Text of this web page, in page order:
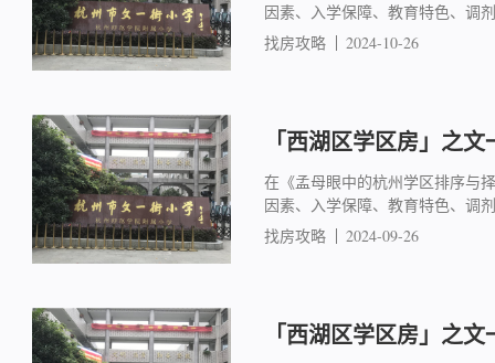
因素、入学保障、教育特色、调
找房攻略
2024-10-26
「西湖区学区房」之
在《孟母眼中的杭州学区排序与
因素、入学保障、教育特色、调
找房攻略
2024-09-26
「西湖区学区房」之